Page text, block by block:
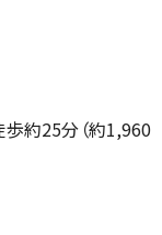
約25分（約1,960